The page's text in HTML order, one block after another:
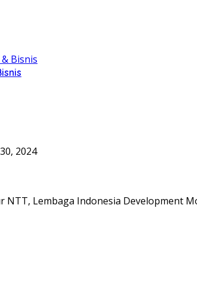
2024
Lembaga Indonesia Development